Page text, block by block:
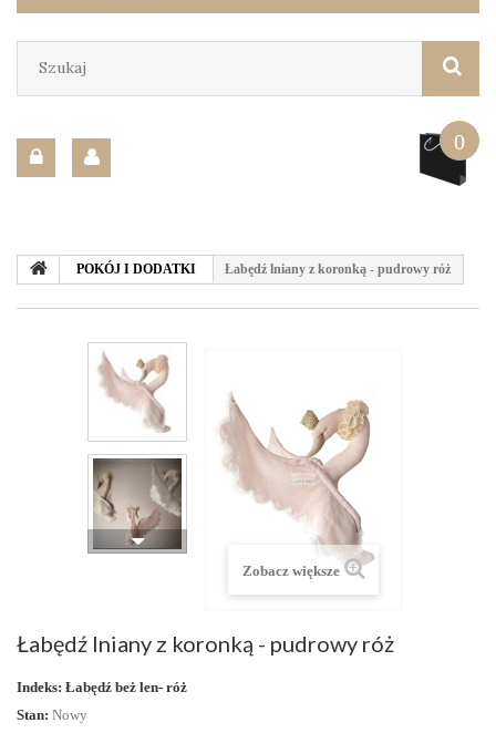
0
POKÓJ I DODATKI Łabędź lniany z koronką - pudrowy róż
Zobacz większe
Łabędź lniany z koronką - pudrowy róż
Indeks: Łabędź beż len- róż
Stan: Nowy